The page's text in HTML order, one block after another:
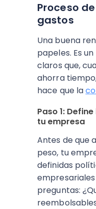
Proceso
gastos
Una buena
papeles. Es
claros que,
ahorra
hace que la
Paso 1:
tu empresa
Antes de que
peso, tu
definidas
preguntas: